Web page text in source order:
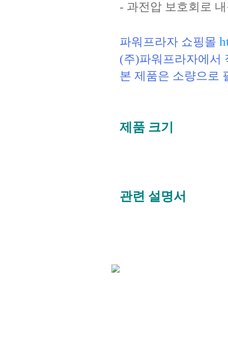
- 과전압 보호회로
파워프라자 쇼핑몰
(주)파워프라자에서
본 제품은 소량으로
제품 크기
관련 설명서